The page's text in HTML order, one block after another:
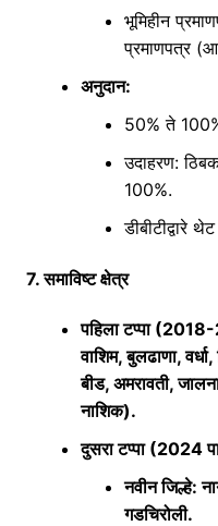
भूमिहीन
प्रमाणपत्र
अनुदान:
50% ते 100%
उदाहरण:
100%.
डीबीटीद्वारे
7. समाविष्ट क्षेत्र
पहिला टप्पा
वाशिम, बुलढाणा,
बीड, अमरावती,
नाशिक).
दुसरा टप्पा (2024
नवीन जिल्हे:
गडचिरोली.